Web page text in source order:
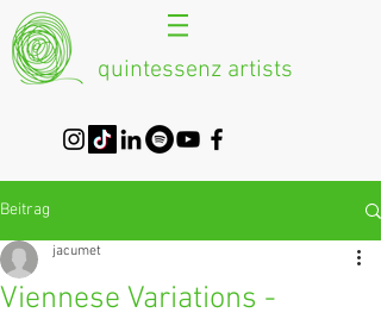
quintessenz artists
Beitrag
Viennese Variations -
jacumet